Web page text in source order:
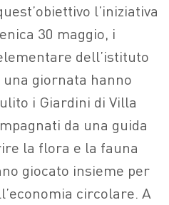
l’iniziativa
30 maggio, i
dell’istituto
giornata hanno
i Giardini di Villa
da una guida
la flora e la fauna
giocato insieme per
circolare. A